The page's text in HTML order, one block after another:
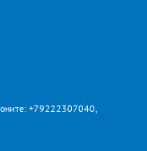
+79222307040,